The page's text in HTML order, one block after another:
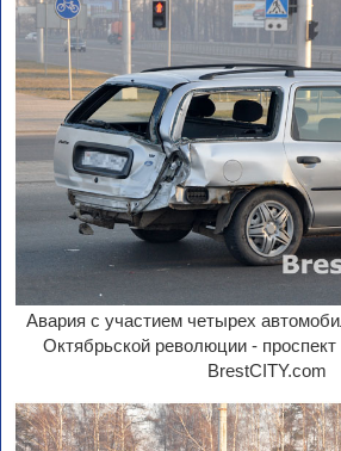
Авария с участием четырех
Октябрьской революции -
BrestCITY.com